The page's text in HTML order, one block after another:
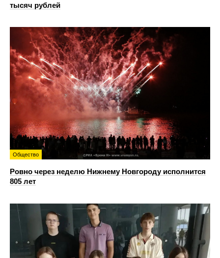
тысяч рублей
Общество
Ровно через неделю Нижнему Новгороду исполнится
805 лет